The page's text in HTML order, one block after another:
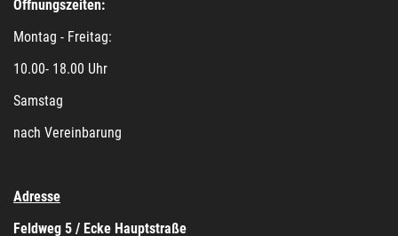
Öffnungszeiten:
Montag - Freitag:
10.00- 18.00 Uhr
Samstag
nach Vereinbarung
Adresse
Feldweg 5 / Ecke Hauptstraße